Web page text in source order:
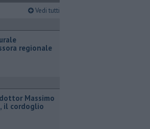
Vedi tutti
regionale
Massimo
il cordoglio